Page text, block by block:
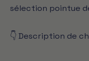
sélection pointue
👇​ Description de